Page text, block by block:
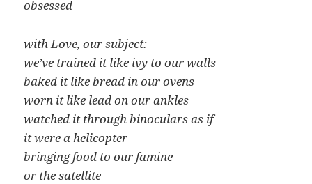
obsessed
with Love, our subject:
we’ve trained it like ivy to our walls
baked it like bread in our ovens
worn it like lead on our ankles
watched it through binoculars as if
it were a helicopter
bringing food to our famine
or the satellite